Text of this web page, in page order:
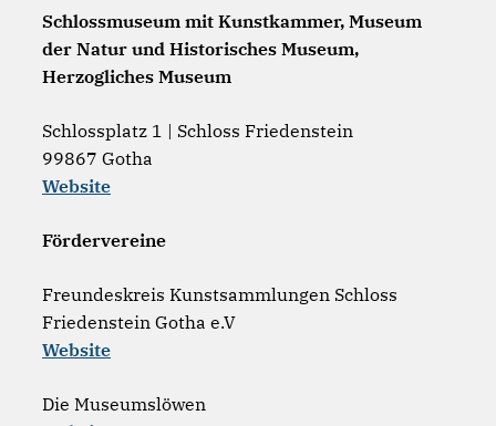
Schlossmuseum mit Kunstkammer, Museum
der Natur und Historisches Museum,
Herzogliches Museum
Schlossplatz 1 | Schloss Friedenstein
99867 Gotha
Website
Fördervereine
Freundeskreis Kunstsammlungen Schloss
Friedenstein Gotha e.V
Website
Die Museumslöwen